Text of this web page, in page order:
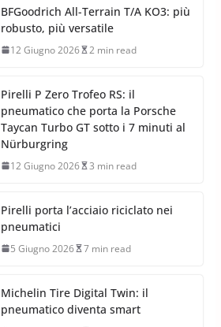
BFGoodrich All-Terrain T/A KO3: più
robusto, più versatile
12 Giugno 2026 2 min read
Pirelli P Zero Trofeo RS: il
pneumatico che porta la Porsche
Taycan Turbo GT sotto i 7 minuti al
Nürburgring
12 Giugno 2026 3 min read
Pirelli porta l’acciaio riciclato nei
pneumatici
5 Giugno 2026 7 min read
Michelin Tire Digital Twin: il
pneumatico diventa smart